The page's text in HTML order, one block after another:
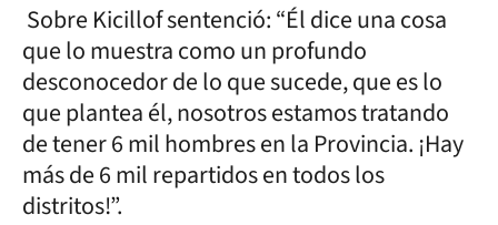
Sobre Kicillof sentenció: “Él dice una cosa
que lo muestra como un profundo
desconocedor de lo que sucede, que es lo
que plantea él, nosotros estamos tratando
de tener 6 mil hombres en la Provincia. ¡Hay
más de 6 mil repartidos en todos los
distritos!”.